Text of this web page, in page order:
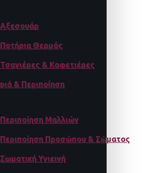
Αξεσουάρ
Ποτήρια Θερμός
Τσαγιέρες & Καφετιέρες
& Περιποίηση
Περιποίηση Μαλλιών
Περιποίηση Προσώπου & Σώματος
Σωματική Υγιεινή